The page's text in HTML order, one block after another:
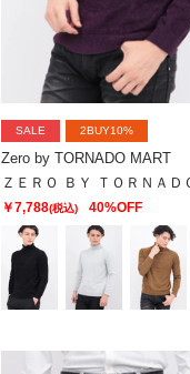
SALE 2BUY10%
Zero by TORNADO MART
￥7,788(税込) 40%OFF